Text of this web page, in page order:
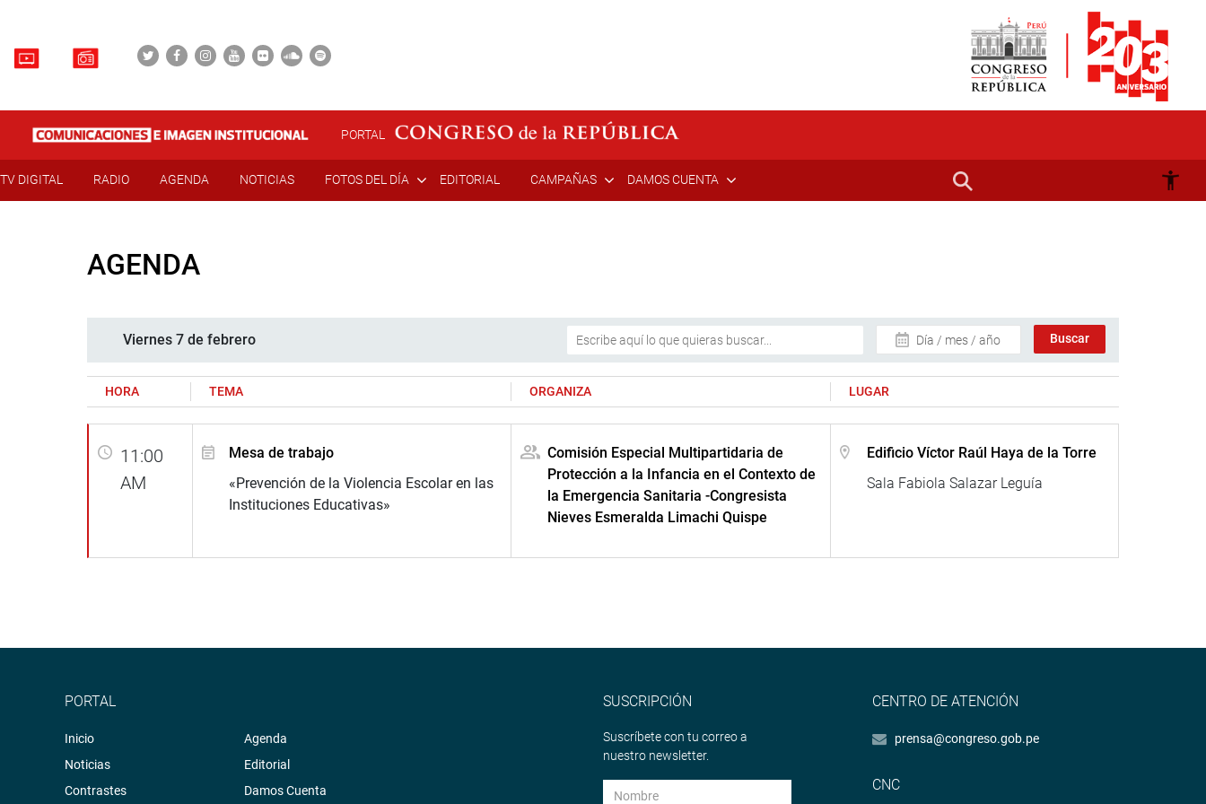
PORTAL
TV DIGITAL RADIO AGENDA NOTICIAS FOTOS DEL DÍA EDITORIAL CAMPAÑAS DAMOS CUENTA
AGENDA
Viernes 7 de febrero Día / mes / año
HORA TEMA ORGANIZA LUGAR
11:00
AM
Mesa de trabajo
«Prevención de la Violencia Escolar en las
Instituciones Educativas»
Comisión Especial Multipartidaria de
Protección a la Infancia en el Contexto de
la Emergencia Sanitaria -Congresista
Nieves Esmeralda Limachi Quispe
Edificio Víctor Raúl Haya de la Torre
Sala Fabiola Salazar Leguía
PORTAL
Inicio
Noticias
Contrastes
Agenda
Editorial
Damos Cuenta
SUSCRIPCIÓN
Suscríbete con tu correo a
nuestro newsletter.
CENTRO DE ATENCIÓN
prensa@congreso.gob.pe
CNC